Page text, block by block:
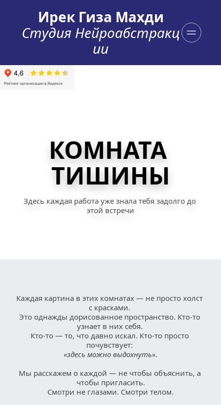
Ирек Гиза Махди
Студия Нейроабстракц
ии
КОМНАТА
ТИШИНЫ
Здесь каждая работа уже знала тебя задолго до
этой встречи
Каждая картина в этих комнатах — не просто холст
с красками.
Это однажды дорисованное пространство. Кто-то
узнает в них себя.
Кто-то — то, что давно искал. Кто-то просто
почувствует:
«здесь можно выдохнуть».
Мы расскажем о каждой — не чтобы объяснить, а
чтобы пригласить.
Смотри не глазами. Смотри телом.